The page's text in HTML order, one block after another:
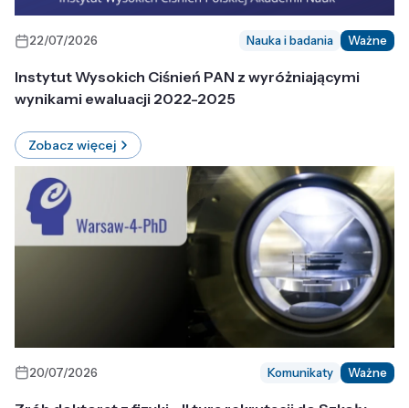
22/07/2026 Nauka i badania Ważne
Instytut Wysokich Ciśnień PAN z wyróżniającymi
wynikami ewaluacji 2022-2025
Zobacz więcej
20/07/2026 Komunikaty Ważne